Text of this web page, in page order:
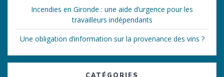
Incendies en Gironde : une aide d’urgence pour les
travailleurs indépendants
Une obligation d’information sur la provenance des vins ?
CATÉGORIES